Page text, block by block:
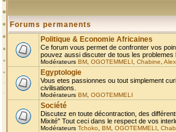
Forums permanents
Politique & Economie Africaines
Ce forum vous permet de confronter vos
pouvez aussi discuter de tous les problemes
Modérateurs BM OGOTEMMELI Chabine Alex
Egyptologie
Vous etes passionnes ou tout simplement
civilisations.
Modérateurs BM OGOTEMMELI
Société
Discutez en toute décontraction, des
Mixité" Tout ceci dans le respect de vos
Modérateurs Tchoko BM OGOTEMMELI